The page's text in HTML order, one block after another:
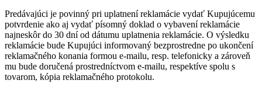
Predávajúci je povinný pri uplatnení reklamácie vydať Kupujúcemu
potvrdenie ako aj vydať písomný doklad o vybavení reklamácie
najneskôr do 30 dní od dátumu uplatnenia reklamácie. O výsledku
reklamácie bude Kupujúci informovaný bezprostredne po ukončení
reklamačného konania formou e-mailu, resp. telefonicky a zároveň
mu bude doručená prostredníctvom e-mailu, respektíve spolu s
tovarom, kópia reklamačného protokolu.